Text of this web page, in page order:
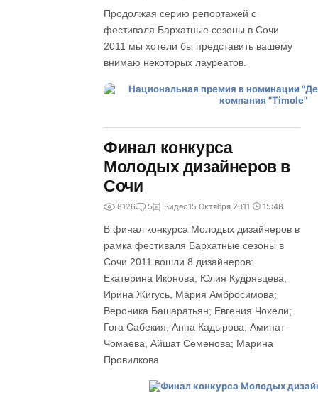
Продолжая серию репортажей с
фестиваля Бархатные сезоны в Сочи
2011 мы хотели бы представить вашему
внимаю некоторых лауреатов.
Финал конкурса
Молодых дизайнеров в
Сочи
8126 5 Видео15 Октября 2011 15:48
В финал конкурса Молодых дизайнеров в
рамка фестиваля Бархатные сезоны в
Сочи 2011 вошли 8 дизайнеров:
Екатерина Иконова; Юлия Кудрявцева,
Ирина Жигусь, Мария Амбросимова;
Вероника Башаратьян; Евгения Чохели;
Гога Сабекия; Анна Кадырова; Аминат
Чомаева, Айшат Семенова; Марина
Провилкова